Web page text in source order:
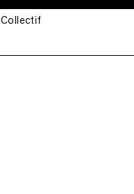
Collectif